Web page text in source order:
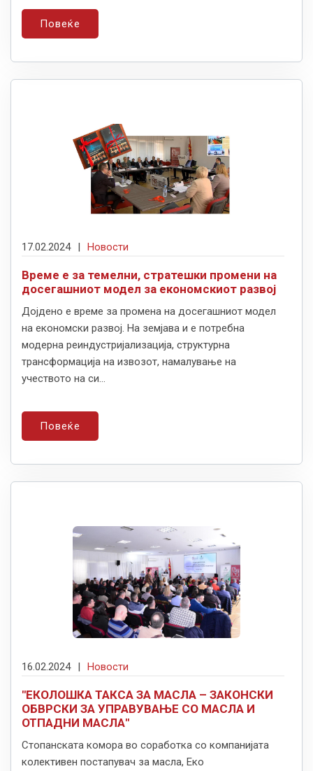
Повеќе
17.02.2024 | Новости
Време е за темелни, стратешки промени на
досегашниот модел за економскиот развој
Дојдено е време за промена на досегашниот модел
на економски развој. На земјава и е потребна
модерна реиндустријализација, структурна
трансформација на извозот, намалување на
учеството на си...
Повеќе
16.02.2024 | Новости
"ЕКОЛОШКА ТАКСА ЗА МАСЛА – ЗАКОНСКИ
ОБВРСКИ ЗА УПРАВУВАЊЕ СО МАСЛА И
ОТПАДНИ МАСЛА"
Стопанската комора во соработка со компанијата
колективен постапувач за масла, Еко